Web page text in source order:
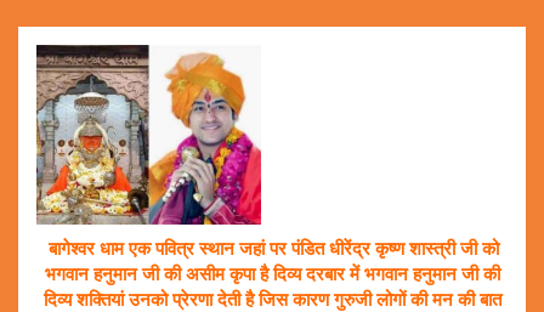
बागेश्वर धाम एक पवित्र स्थान जहां पर पंडित धीरेंद्र कृष्ण शास्त्री जी को
भगवान हनुमान जी की असीम कृपा है दिव्य दरबार में भगवान हनुमान जी की
दिव्य शक्तियां उनको प्रेरणा देती है जिस कारण गुरुजी लोगों की मन की बात